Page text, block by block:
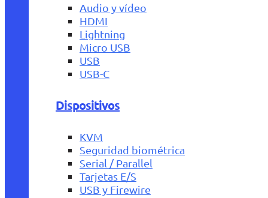
Audio y vídeo
HDMI
Lightning
Micro USB
USB
USB-C
Dispositivos
KVM
Seguridad biométrica
Serial / Parallel
Tarjetas E/S
USB y Firewire